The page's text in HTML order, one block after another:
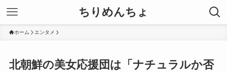
ちりめんちょ
ホーム エンタメ
北朝鮮の美女応援団は「ナチュラルか否